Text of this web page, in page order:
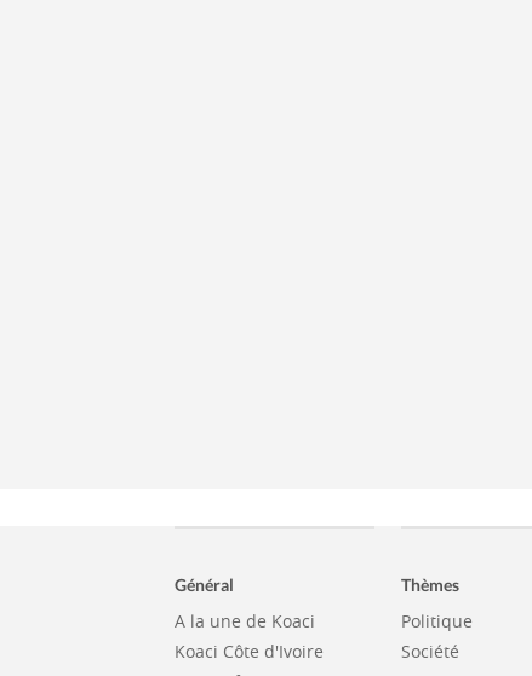
Général
A la une de Koaci
Koaci Côte d'Ivoire
Thèmes
Politique
Société